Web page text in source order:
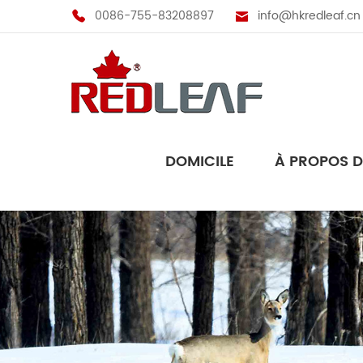
0086-755-83208897 info@hkredleaf.cn
DOMICILE À PROPOS